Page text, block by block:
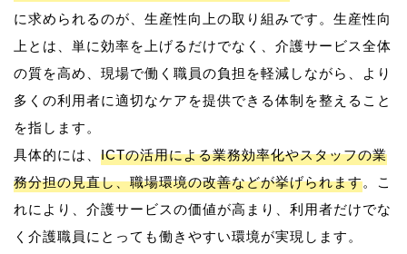
に求められるのが、生産性向上の取り組みです。生産性向
上とは、単に効率を上げるだけでなく、介護サービス全体
の質を高め、現場で働く職員の負担を軽減しながら、より
多くの利用者に適切なケアを提供できる体制を整えること
を指します。
具体的には、 ICTの活用による業務効率化やスタッフの業
務分担の見直し、職場環境の改善などが挙げられます。こ
れにより、介護サービスの価値が高まり、利用者だけでな
く介護職員にとっても働きやすい環境が実現します。